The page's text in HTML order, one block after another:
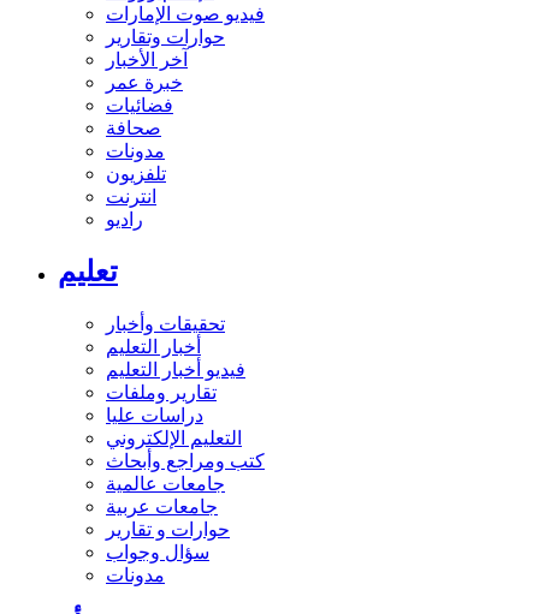
فيديو صوت الإمارات
حوارات وتقارير
آخر الأخبار
خبرة عمر
فضائيات
صحافة
مدونات
تلفزيون
انترنت
راديو
تعليم
تحقيقات وأخبار
أخبار التعليم
فيديو أخبار التعليم
تقارير وملفات
دراسات عليا
التعليم الإلكتروني
كتب ومراجع وأبحاث
جامعات عالمية
جامعات عربية
حوارات و تقارير
سؤال وجواب
مدونات